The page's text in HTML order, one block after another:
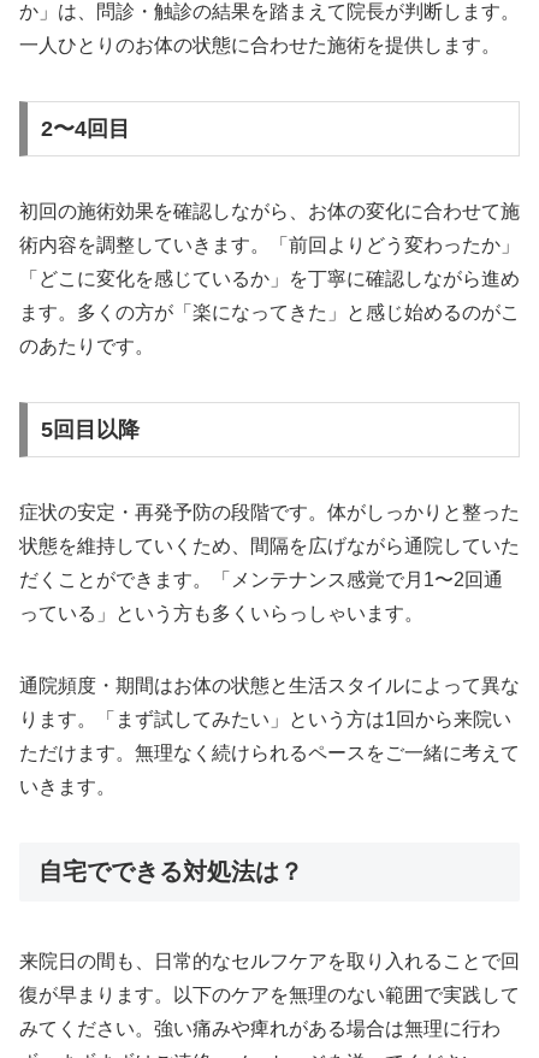
か」は、問診・触診の結果を踏まえて院長が判断します。
一人ひとりのお体の状態に合わせた施術を提供します。
2〜4回目
初回の施術効果を確認しながら、お体の変化に合わせて施
術内容を調整していきます。「前回よりどう変わったか」
「どこに変化を感じているか」を丁寧に確認しながら進め
ます。多くの方が「楽になってきた」と感じ始めるのがこ
のあたりです。
5回目以降
症状の安定・再発予防の段階です。体がしっかりと整った
状態を維持していくため、間隔を広げながら通院していた
だくことができます。「メンテナンス感覚で月1〜2回通
っている」という方も多くいらっしゃいます。
通院頻度・期間はお体の状態と生活スタイルによって異な
ります。「まず試してみたい」という方は1回から来院い
ただけます。無理なく続けられるペースをご一緒に考えて
いきます。
自宅でできる対処法は？
来院日の間も、日常的なセルフケアを取り入れることで回
復が早まります。以下のケアを無理のない範囲で実践して
みてください。強い痛みや痺れがある場合は無理に行わ